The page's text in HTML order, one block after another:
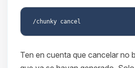
Ten en cuenta que cancelar no